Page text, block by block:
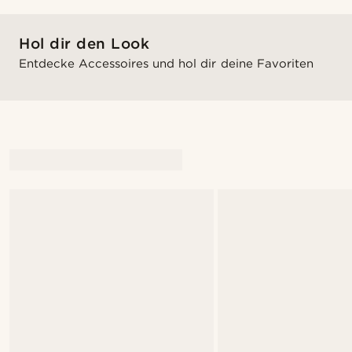
Hol dir den Look
Entdecke Accessoires und hol dir deine Favoriten